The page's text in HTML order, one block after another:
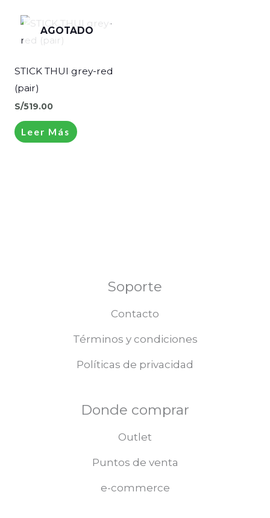
AGOTADO
STICK THUI grey-red
(pair)
S/519.00
Leer Más
Soporte
Contacto
Términos y condiciones
Políticas de privacidad
Donde comprar
Outlet
Puntos de venta
e-commerce